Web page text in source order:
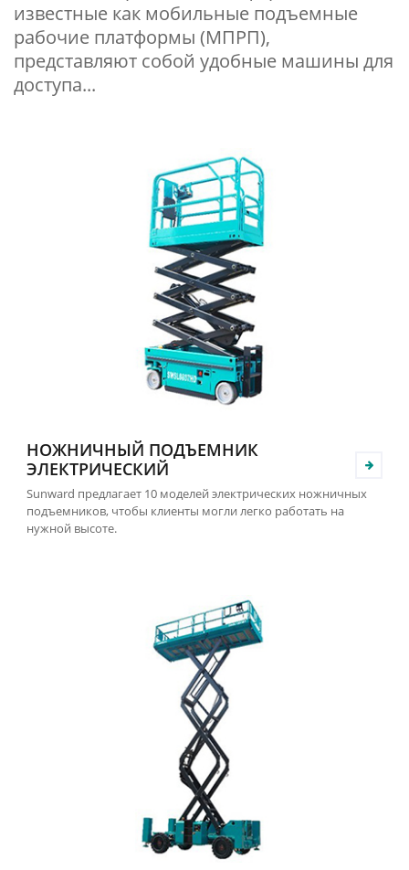
известные как мобильные подъемные
рабочие платформы (МПРП),
представляют собой удобные машины для
доступа...
НОЖНИЧНЫЙ ПОДЪЕМНИК
ЭЛЕКТРИЧЕСКИЙ
Sunward предлагает 10 моделей электрических ножничных
подъемников, чтобы клиенты могли легко работать на
нужной высоте.